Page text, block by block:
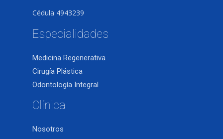
Cédula 4943239
Especialidades
Medicina Regenerativa
Cirugía Plástica
Odontología Integral
Clínica
Nosotros